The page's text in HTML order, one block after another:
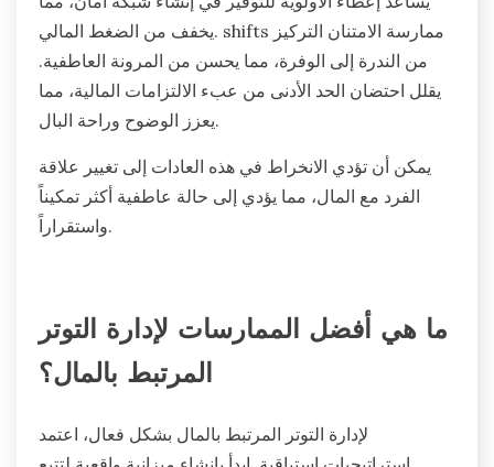
تؤدي إلى استقرار عاطفي أكبر؟
تشمل العادات المالية غير الشائعة التي تؤدي إلى استقرار
عاطفي أكبر إعطاء الأولوية للتوفير، وممارسة الامتنان،
واحتضان الحد الأدنى. تعزز هذه العادات عقلية إيجابية تجاه
يساعد إعطاء الأولوية للتوفير في إنشاء شبكة أمان، مما
يخفف من الضغط المالي. shifts ممارسة الامتنان التركيز
يمكن أن تؤدي الانخراط في هذه العادات إلى تغيير علاقة
الفرد مع المال، مما يؤدي إلى حالة عاطفية أكثر تمكيناً